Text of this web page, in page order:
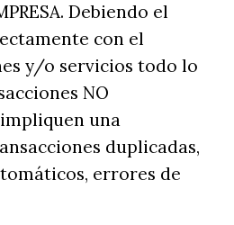
Debiendo el
con el
y/o servicios todo lo
NO
una
duplicadas,
errores de